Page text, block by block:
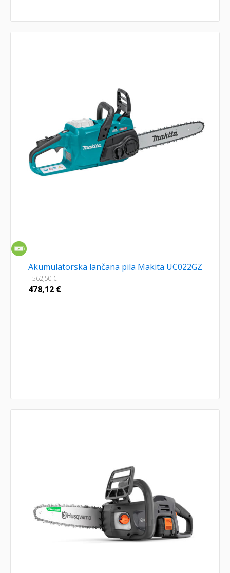
Akumulatorska lančana pila Makita UC022GZ
562,50€
478,12 €